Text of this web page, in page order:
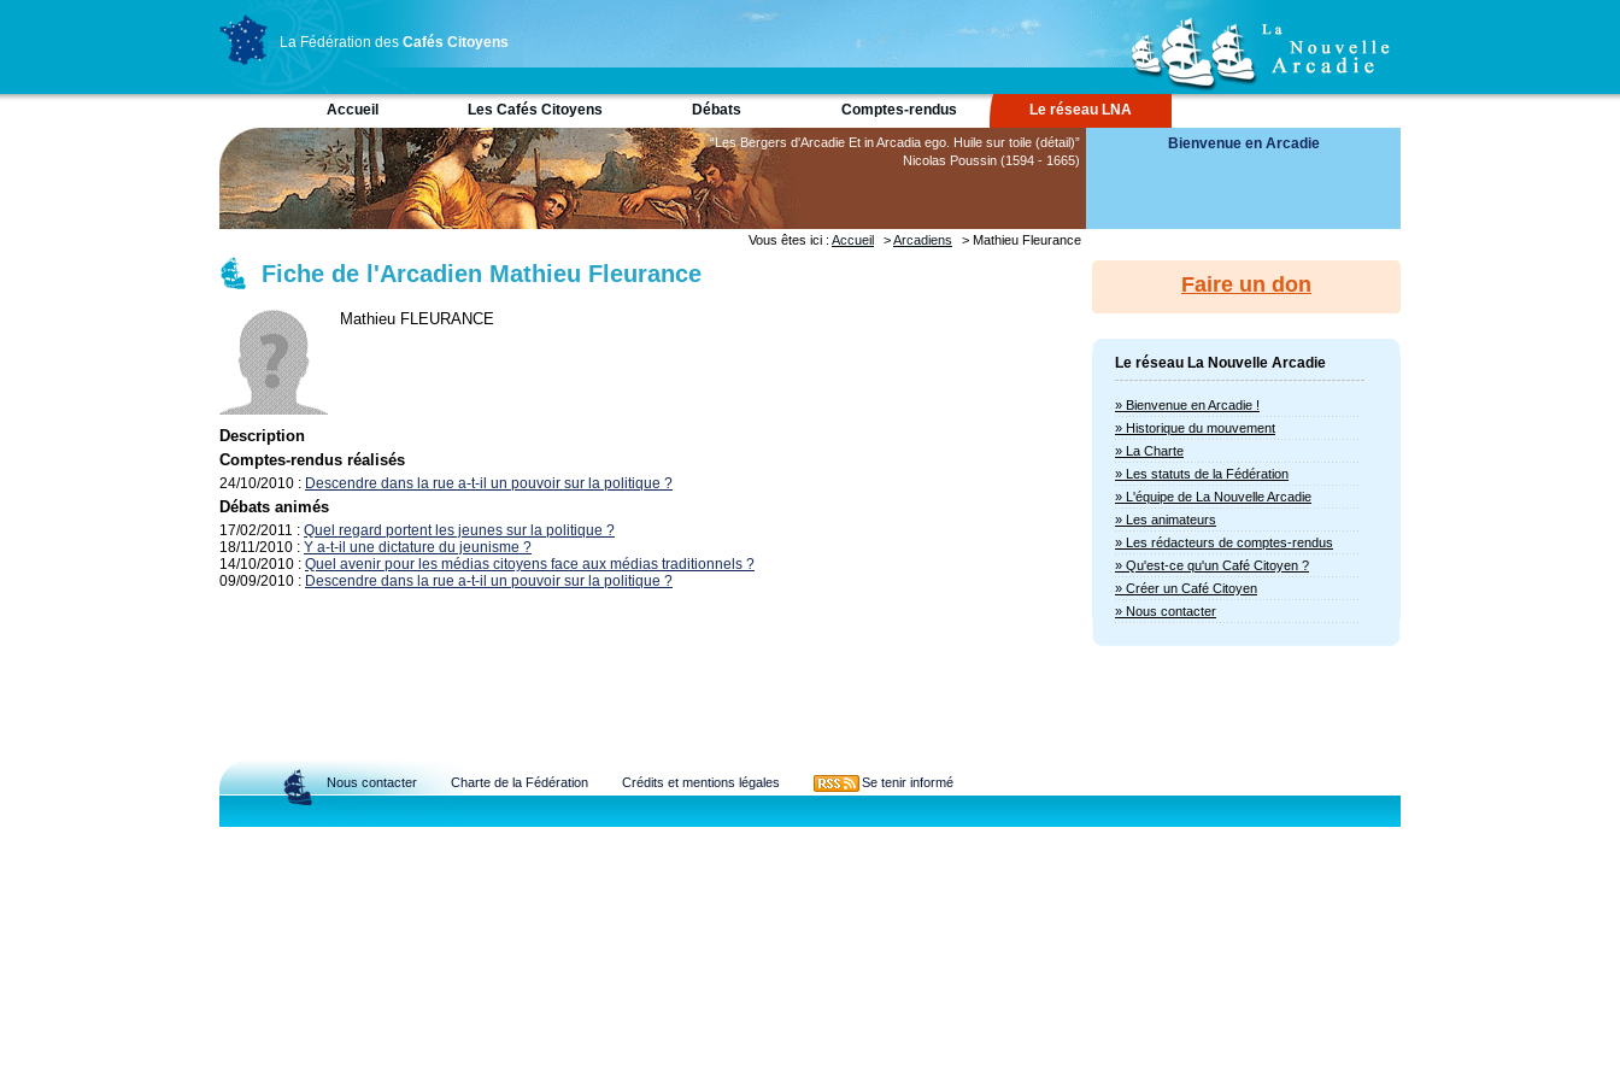
La Fédération des Cafés Citoyens
Accueil Les Cafés Citoyens Débats Comptes-rendus Le réseau LNA
“Les Bergers d'Arcadie Et in Arcadia ego. Huile sur toile (détail)”
Nicolas Poussin (1594 - 1665)
Bienvenue en Arcadie
Vous êtes ici : Accueil >Arcadiens > Mathieu Fleurance
Fiche de l'Arcadien Mathieu Fleurance
Mathieu FLEURANCE
Description
Comptes-rendus réalisés
24/10/2010 : Descendre dans la rue a-t-il un pouvoir sur la politique ?
Débats animés
17/02/2011 : Quel regard portent les jeunes sur la politique ?
18/11/2010 : Y a-t-il une dictature du jeunisme ?
14/10/2010 : Quel avenir pour les médias citoyens face aux médias traditionnels ?
09/09/2010 : Descendre dans la rue a-t-il un pouvoir sur la politique ?
Faire un don
Le réseau La Nouvelle Arcadie
» Bienvenue en Arcadie !
» Historique du mouvement
» La Charte
» Les statuts de la Fédération
» L'équipe de La Nouvelle Arcadie
» Les animateurs
» Les rédacteurs de comptes-rendus
» Qu'est-ce qu'un Café Citoyen ?
» Créer un Café Citoyen
» Nous contacter
Nous contacter Charte de la Fédération Crédits et mentions légales Se tenir informé